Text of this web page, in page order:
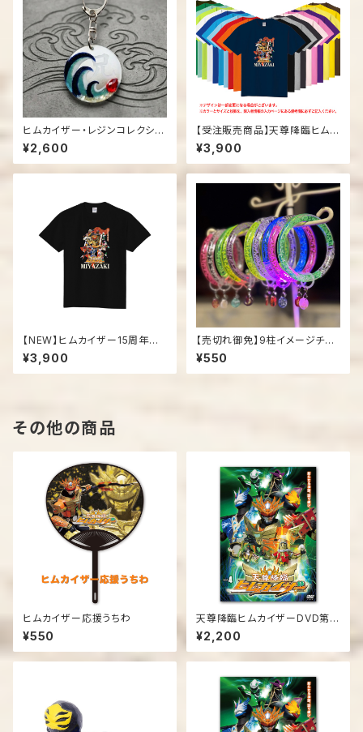
ヒムカイザー・レジンコレクショ
ン03「ホデリ」
¥2,600
【受注販売商品】天尊降臨ヒムカ
イザー「15周年記念Tシャツ」
¥3,900
【NEW】ヒムカイザー15周年記
念Tシャツ
¥3,900
【売切れ御免】9柱イメージチャ
ーム付き光るブレスレット
¥550
その他の商品
ヒムカイザー応援うちわ
¥550
天尊降臨ヒムカイザーDVD第４
弾
¥2,200